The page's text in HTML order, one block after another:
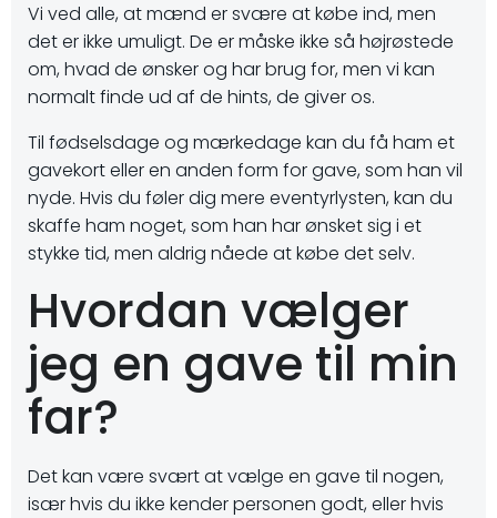
Vi ved alle, at mænd er svære at købe ind, men
det er ikke umuligt. De er måske ikke så højrøstede
om, hvad de ønsker og har brug for, men vi kan
normalt finde ud af de hints, de giver os.
Til fødselsdage og mærkedage kan du få ham et
gavekort eller en anden form for gave, som han vil
nyde. Hvis du føler dig mere eventyrlysten, kan du
skaffe ham noget, som han har ønsket sig i et
stykke tid, men aldrig nåede at købe det selv.
Hvordan vælger
jeg en gave til min
far?
Det kan være svært at vælge en gave til nogen,
især hvis du ikke kender personen godt, eller hvis